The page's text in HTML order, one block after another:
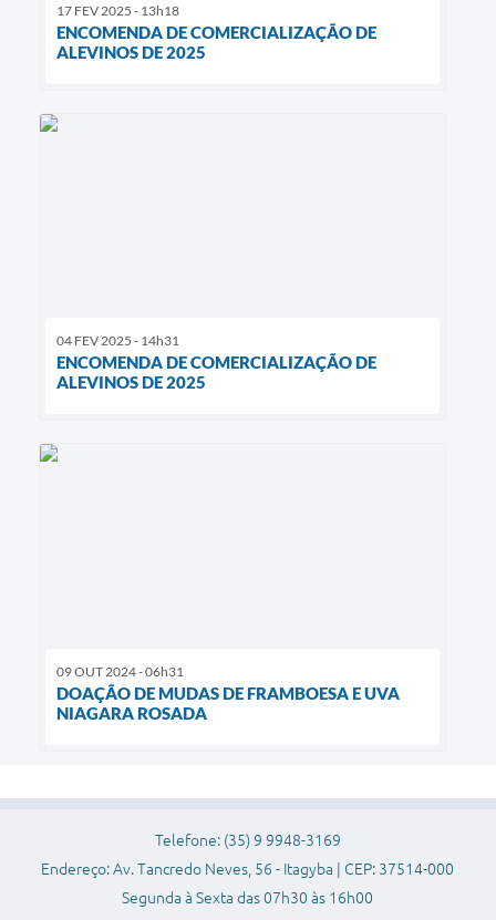
17 FEV 2025 - 13h18
ENCOMENDA DE COMERCIALIZAÇÃO DE
ALEVINOS DE 2025
04 FEV 2025 - 14h31
ENCOMENDA DE COMERCIALIZAÇÃO DE
ALEVINOS DE 2025
09 OUT 2024 - 06h31
DOAÇÃO DE MUDAS DE FRAMBOESA E UVA
NIAGARA ROSADA
Telefone: (35) 9 9948-3169
Endereço: Av. Tancredo Neves, 56 - Itagyba | CEP: 37514-000
Segunda à Sexta das 07h30 às 16h00